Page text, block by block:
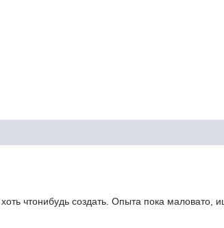
чтонибудь создать. Опыта пока